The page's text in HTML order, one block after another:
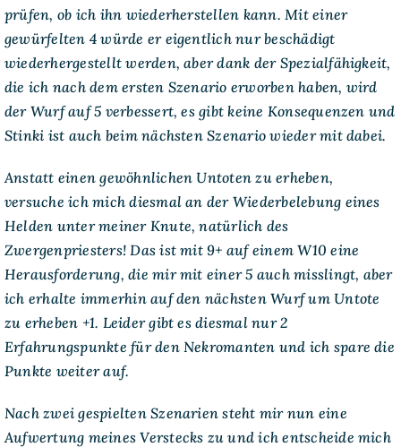
prüfen, ob ich ihn wiederherstellen kann. Mit einer
gewürfelten 4 würde er eigentlich nur beschädigt
wiederhergestellt werden, aber dank der Spezialfähigkeit,
die ich nach dem ersten Szenario erworben haben, wird
der Wurf auf 5 verbessert, es gibt keine Konsequenzen und
Stinki ist auch beim nächsten Szenario wieder mit dabei.
Anstatt einen gewöhnlichen Untoten zu erheben,
versuche ich mich diesmal an der Wiederbelebung eines
Helden unter meiner Knute, natürlich des
Zwergenpriesters! Das ist mit 9+ auf einem W10 eine
Herausforderung, die mir mit einer 5 auch misslingt, aber
ich erhalte immerhin auf den nächsten Wurf um Untote
zu erheben +1. Leider gibt es diesmal nur 2
Erfahrungspunkte für den Nekromanten und ich spare die
Punkte weiter auf.
Nach zwei gespielten Szenarien steht mir nun eine
Aufwertung meines Verstecks zu und ich entscheide mich